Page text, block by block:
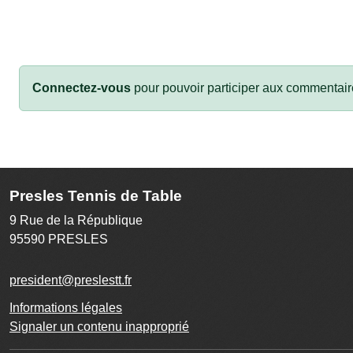
Connectez-vous pour pouvoir participer aux
Presles Tennis de Table
9 Rue de la République
95590 PRESLES
president@preslestt.fr
Informations légales
Signaler un contenu inapproprié